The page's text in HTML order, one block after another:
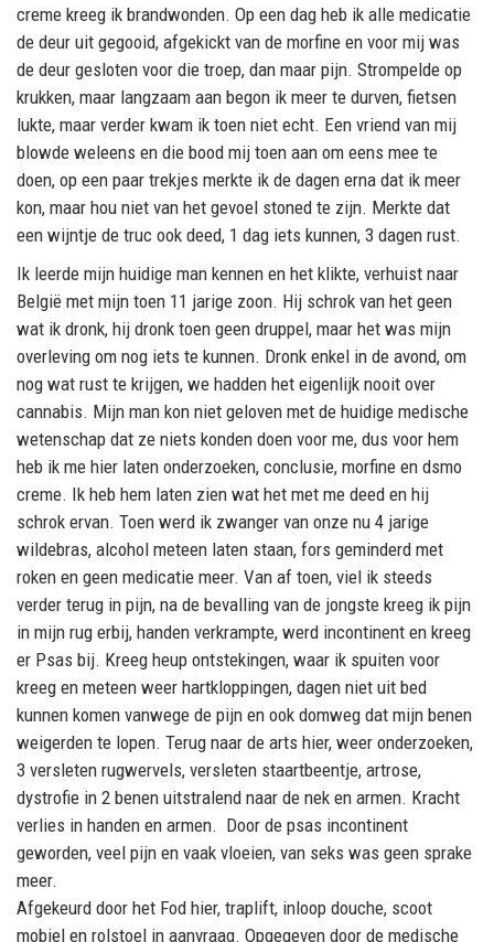
creme kreeg ik brandwonden. Op een dag heb ik alle medicatie
de deur uit gegooid, afgekickt van de morfine en voor mij was
de deur gesloten voor die troep, dan maar pijn. Strompelde op
krukken, maar langzaam aan begon ik meer te durven, fietsen
lukte, maar verder kwam ik toen niet echt. Een vriend van mij
blowde weleens en die bood mij toen aan om eens mee te
doen, op een paar trekjes merkte ik de dagen erna dat ik meer
kon, maar hou niet van het gevoel stoned te zijn. Merkte dat
een wijntje de truc ook deed, 1 dag iets kunnen, 3 dagen rust.
Ik leerde mijn huidige man kennen en het klikte, verhuist naar
België met mijn toen 11 jarige zoon. Hij schrok van het geen
wat ik dronk, hij dronk toen geen druppel, maar het was mijn
overleving om nog iets te kunnen. Dronk enkel in de avond, om
nog wat rust te krijgen, we hadden het eigenlijk nooit over
cannabis. Mijn man kon niet geloven met de huidige medische
wetenschap dat ze niets konden doen voor me, dus voor hem
heb ik me hier laten onderzoeken, conclusie, morfine en dsmo
creme. Ik heb hem laten zien wat het met me deed en hij
schrok ervan. Toen werd ik zwanger van onze nu 4 jarige
wildebras, alcohol meteen laten staan, fors geminderd met
roken en geen medicatie meer. Van af toen, viel ik steeds
verder terug in pijn, na de bevalling van de jongste kreeg ik pijn
in mijn rug erbij, handen verkrampte, werd incontinent en kreeg
er Psas bij. Kreeg heup ontstekingen, waar ik spuiten voor
kreeg en meteen weer hartkloppingen, dagen niet uit bed
kunnen komen vanwege de pijn en ook domweg dat mijn benen
weigerden te lopen. Terug naar de arts hier, weer onderzoeken,
3 versleten rugwervels, versleten staartbeentje, artrose,
dystrofie in 2 benen uitstralend naar de nek en armen. Kracht
verlies in handen en armen. Door de psas incontinent
geworden, veel pijn en vaak vloeien, van seks was geen sprake
meer.
Afgekeurd door het Fod hier, traplift, inloop douche, scoot
mobiel en rolstoel in aanvraag. Opgegeven door de medische